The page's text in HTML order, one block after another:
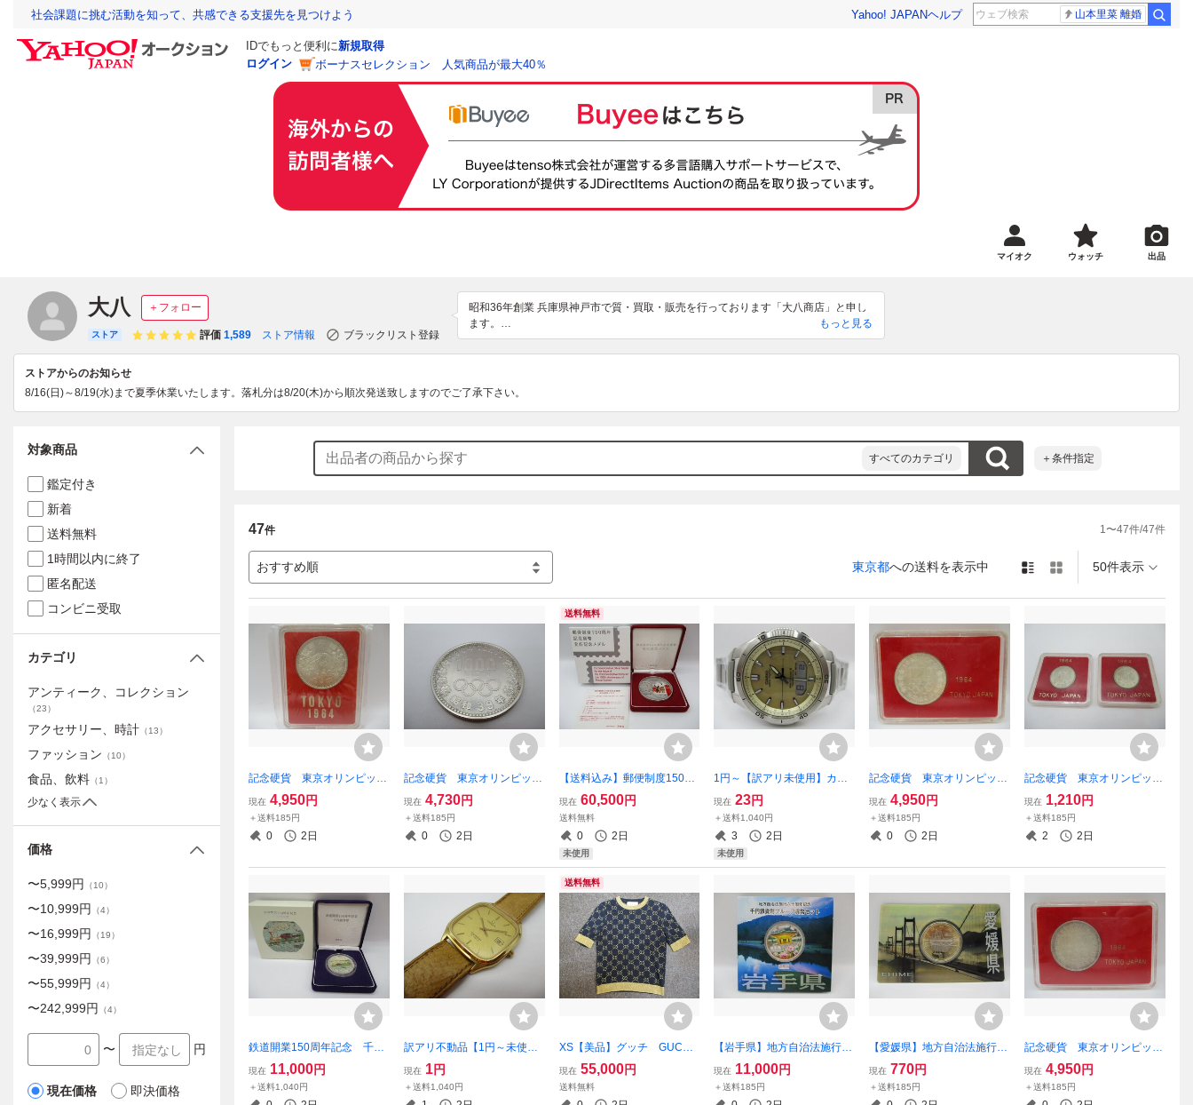
社会課題に挑む活動を知って、共感できる支援先を見つけよう Yahoo! JAPANヘルプ 山本里菜 離婚
IDでもっと便利に新規取得
ログイン
ボーナスセレクション 人気商品が最大40％
マイオク ウォッチ 出品
大八 ＋フォロー
ストア 評価 1,589 ストア情報 ブラックリスト登録
昭和36年創業 兵庫県神戸市で質・買取・販売を行っております「大八商店」と申し
ます。
お客様にご満足のいくお取引を努めてまいりますので、宜しくお願い致します。
もっと見る
ストアからのお知らせ
8/16(日)～8/19(水)まで夏季休業いたします。落札分は8/20(木)から順次発送致しますのでご了承下さい。
すべてのカテゴリ ＋条件指定
47件 1〜47件/47件
おすすめ順 東京都への送料を表示中 50件表示
記念硬貨 東京オリンピッ
ク 昭和39年 1964年 10
00円銀貨 専用ケース
現在 4,950円
＋送料185円
0 2日
記念硬貨 東京オリンピッ
ク 昭和39年 1964年 10
00円銀貨
現在 4,730円
＋送料185円
0 2日
送料無料
【送料込み】郵便制度150周
年記念貨幣 発行記念メダル
純銀 銀メダル 記念コイ
ン 造幣局
現在 60,500円
送料無料
0 2日
未使用
1円～【訳アリ未使用】カシ
オ ウェーブセプター CASI
O wave ceptor ソーラー電波
時計 WVA-M640D-9AJF マ
ルチバンド6
現在 23円
＋送料1,040円
3 2日
未使用
記念硬貨 東京オリンピッ
ク 昭和39年 1964年 10
00円銀貨 専用ケース
現在 4,950円
＋送料185円
0 2日
記念硬貨 東京オリンピッ
ク 昭和39年 1964年 10
0円銀貨 専用ケース
現在 1,210円
＋送料185円
2 2日
鉄道開業150周年記念 千円
銀貨幣 純銀 銀メダル 記
念コイン 造幣局
現在 11,000円
＋送料1,040円
訳アリ不動品【1円～未使用
級】OMEGA オメガ シー
マスター ヴィンテージ ス
クエア型腕時計
現在 1円
＋送料1,040円
送料無料
XS【美品】グッチ GUCCI
サマーニット 半袖ニット
セーター GG柄 レディー
ス ラメ 送料無料
現在 55,000円
送料無料
【岩手県】地方自治法施行60
周年記念 1000円銀貨幣プル
ーフ貨幣セット Ａセット
平成25年/2013年
現在 11,000円
＋送料185円
【愛媛県】地方自治法施行60
周年記念 500円バイカラー・
クラッド貨幣 カードタイプ
現在 770円
＋送料185円
記念硬貨 東京オリンピッ
ク 昭和39年 1964年 10
00円銀貨 専用ケース
現在 4,950円
＋送料185円
対象商品
鑑定付き
新着
送料無料
1時間以内に終了
匿名配送
コンビニ受取
カテゴリ
アンティーク、コレクション
（23）
アクセサリー、時計 （13）
ファッション （10）
食品、飲料 （1 ）
少なく表示
価格
〜5,999円 （10）
〜10,999円 （4）
〜16,999円 （19）
〜39,999円 （6）
〜55,999円 （4）
〜242,999円 （4）
〜 円
現在価格 即決価格